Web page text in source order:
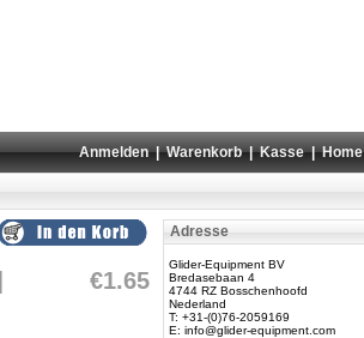
Anmelden|Warenkorb|Kasse|Home
€1.65
Adresse
Glider-Equipment BV
Bredasebaan 4
4744 RZ Bosschenhoofd
Nederland
T: +31-(0)76-2059169
E: info@glider-equipment.com